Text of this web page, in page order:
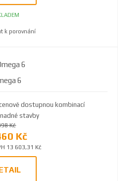
k porovnání
6
dostupnou kombinací
stavby
Kč
Kč
13 603,31 Kč